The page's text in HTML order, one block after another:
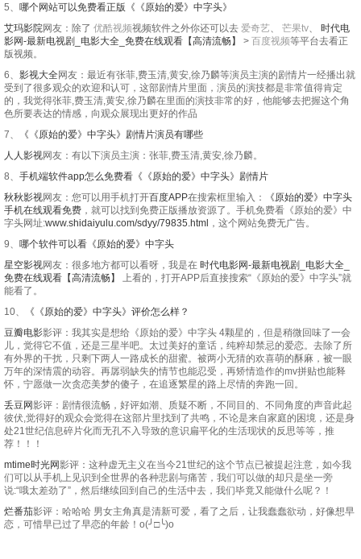
5、 哪个网站可以免费看正版《《原始的爱》中字头》
艾玛影院网友：除了 优酷视频视频软件之外你还可以去 爱奇艺、 芒果tv、 时代电
影网-最新电视剧_电影大全_免费在线观看【高清流畅】 > 百度视频等平台去看正
版视频。
6、 影视大全网友：最近有张菲,费玉清,黄安,徐乃麟等演员主演的剧情片一经播出就
受到了很多观众的欢迎和认可，这部剧情片里面，演员的演技都是非常值得肯定
的，我觉得张菲,费玉清,黄安,徐乃麟在里面的演技非常的好，他能够去把握这个角
色所要表达的情感，向观众展现出更好的作品
7、
《《原始的爱》中字头》剧情片演员有哪些
人人影视网友：有以下演员主演：张菲,费玉清,黄安,徐乃麟。
8、 手机端软件app怎么免费看《《原始的爱》中字头》剧情片
秋秋影视网友：您可以用手机打开百度APP在搜索框里输入：
《原始的爱》中字头
手机在线观看免费 ，就可以找到免费正版播放资源了。手机免费看《原始的爱》中
字头网址:www.shidaiyulu.com/sdyy/79835.html ，这个网站免费无广告。
9、 哪个软件可以看《原始的爱》中字头
星空影视网友：很多地方都可以看呀，我是在 时代电影网-最新电视剧_电影大全_
免费在线观看【高清流畅】
上看的，打开APP后直接搜索“《原始的爱》中字头”就
能看了。
10、
《《原始的爱》中字头》评价怎么样？
豆瓣电影影评：我其实是想给《原始的爱》中字头 4颗星的，但是稍微回味了一会
儿，觉得它不值，还是三星半吧。太过美好的童话，纯粹却禁忌的爱恋。去除了所
有外界的干扰，只剩下两人一路成长的甜蜜。被两小无猜的欢喜萌的酥麻，被一眼
万年的深情震的动容。再孱弱缺失的情节也能忍受，再矫情造作的mv拼贴也能释
怀，宁愿做一次贪恋美梦的傻子，在追逐繁星的路上尽情的奔跑一回。
丢豆网影评：剧情很流畅，好评如潮、质疑不断，不同目的、不同角度的声音此起
彼伏,觉得好的观众会觉得在这部片里找到了共鸣，不论是来自家庭的困境，还是身
处21世纪信息碎片化而无孔不入导致的意识扁平化的生活现状的反思等等，推
荐！！！
mtime时光网影评：这种虚无主义在当今21世纪的这个节点已被提起注意，如今我
们可以从手机上见识到全世界的各种悲剧与痛苦，我们可以做的却只是坐一旁
说:“哦太差劲了”，然后继续回到自己的生活中去，我们毕竟又能做什么呢？！
烂番茄影评：哈哈哈 男女主角真是清新可爱，看了之后，让我蠢蠢欲动，好像想早
恋，可惜早已过了早恋的年龄！o(╯□╰)o